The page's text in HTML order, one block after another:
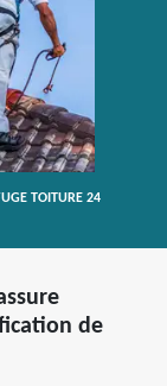
TOITURE 24
de